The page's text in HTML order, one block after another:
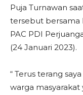
Puja Turnawan
tersebut bersama
PAC PDI
(24 Januari 2023).
“ Terus terang
warga